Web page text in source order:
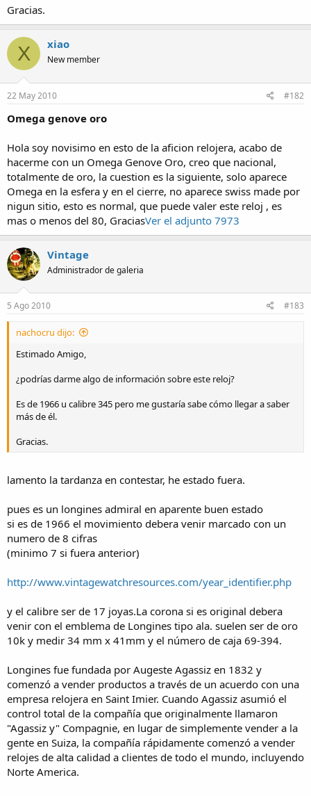
Gracias.
X xiao
New member
22 May 2010 #182
Omega genove oro
Hola soy novisimo en esto de la aficion relojera, acabo de
hacerme con un Omega Genove Oro, creo que nacional,
totalmente de oro, la cuestion es la siguiente, solo aparece
Omega en la esfera y en el cierre, no aparece swiss made por
nigun sitio, esto es normal, que puede valer este reloj , es
mas o menos del 80, GraciasVer el adjunto 7973
Vintage
Administrador de galeria
5 Ago 2010 #183
nachocru dijo:
Estimado Amigo,
¿podrías darme algo de información sobre este reloj?
Es de 1966 u calibre 345 pero me gustaría sabe cómo llegar a saber
más de él.
Gracias.
lamento la tardanza en contestar, he estado fuera.
pues es un longines admiral en aparente buen estado
si es de 1966 el movimiento debera venir marcado con un
numero de 8 cifras
(minimo 7 si fuera anterior)
http://www.vintagewatchresources.com/year_identifier.php
y el calibre ser de 17 joyas.La corona si es original debera
venir con el emblema de Longines tipo ala. suelen ser de oro
10k y medir 34 mm x 41mm y el número de caja 69-394.
Longines fue fundada por Augeste Agassiz en 1832 y
comenzó a vender productos a través de un acuerdo con una
empresa relojera en Saint Imier. Cuando Agassiz asumió el
control total de la compañía que originalmente llamaron
"Agassiz y" Compagnie, en lugar de simplemente vender a la
gente en Suiza, la compañía rápidamente comenzó a vender
relojes de alta calidad a clientes de todo el mundo, incluyendo
Norte America.